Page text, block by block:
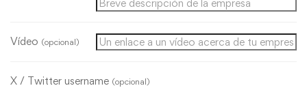
Vídeo (opcional)
X / Twitter username (opcional)